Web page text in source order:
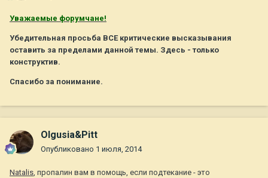
Уважаемые форумчане!
Убедительная просьба ВСЕ критические высказывания
оставить за пределами данной темы. Здесь - только
конструктив.
Спасибо за понимание.
Olgusia&Pitt
Опубликовано 1 июля, 2014
Natalis, пропалин вам в помощь, если подтекание - это